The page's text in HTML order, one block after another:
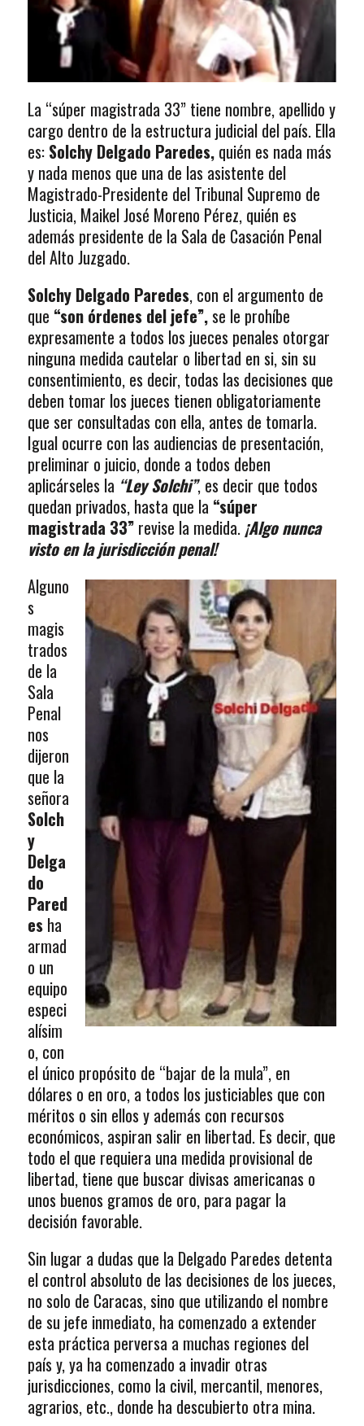
La “súper magistrada 33” tiene nombre, apellido y
cargo dentro de la estructura judicial del país. Ella
es: Solchy Delgado Paredes, quién es nada más
y nada menos que una de las asistente del
Magistrado-Presidente del Tribunal Supremo de
Justicia, Maikel José Moreno Pérez, quién es
además presidente de la Sala de Casación Penal
del Alto Juzgado.
Solchy Delgado Paredes, con el argumento de
que “son órdenes del jefe”, se le prohíbe
expresamente a todos los jueces penales otorgar
ninguna medida cautelar o libertad en si, sin su
consentimiento, es decir, todas las decisiones que
deben tomar los jueces tienen obligatoriamente
que ser consultadas con ella, antes de tomarla.
Igual ocurre con las audiencias de presentación,
preliminar o juicio, donde a todos deben
aplicárseles la “Ley Solchi”, es decir que todos
quedan privados, hasta que la “súper
magistrada 33” revise la medida. ¡Algo nunca
visto en la jurisdicción penal!
Alguno
s
magis
trados
de la
Sala
Penal
nos
dijeron
que la
señora
Solch
y
Delga
do
Pared
esha
armad
o un
equipo
especi
alísim
o, con
el único propósito de “bajar de la mula”, en
dólares o en oro, a todos los justiciables que con
méritos o sin ellos y además con recursos
económicos, aspiran salir en libertad. Es decir, que
todo el que requiera una medida provisional de
libertad, tiene que buscar divisas americanas o
unos buenos gramos de oro, para pagar la
decisión favorable.
Sin lugar a dudas que la Delgado Paredes detenta
el control absoluto de las decisiones de los jueces,
no solo de Caracas, sino que utilizando el nombre
de su jefe inmediato, ha comenzado a extender
esta práctica perversa a muchas regiones del
país y, ya ha comenzado a invadir otras
jurisdicciones, como la civil, mercantil, menores,
agrarios, etc., donde ha descubierto otra mina.